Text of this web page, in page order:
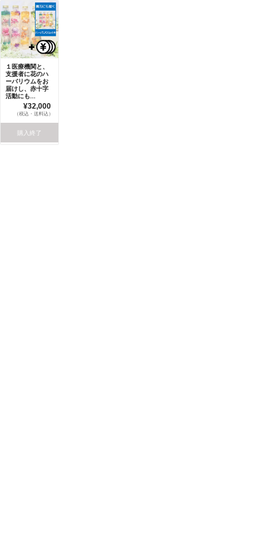
１医療機関と、
支援者に花のハ
ーバリウムをお
届けし、赤十字
活動にも...
¥32,000
（税込・送料込）
購入終了